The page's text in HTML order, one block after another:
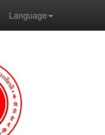
Language